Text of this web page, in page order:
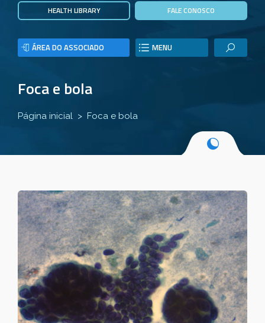
HEALTH LIBRARY FALE CONOSCO
ÁREA DO ASSOCIADO MENU
Foca e bola
Página inicial Foca e bola